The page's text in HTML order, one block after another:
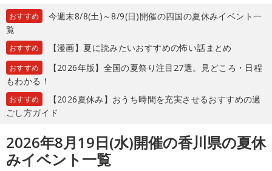
おすすめ
今週末8/8(土)～8/9(日)開催の四国の夏休みイベント一
覧
おすすめ 【漫画】夏に読みたいおすすめの怖い話まとめ
おすすめ
【2026年版】全国の夏祭り注目27選。見どころ・日程
もわかる！
おすすめ
【2026夏休み】おうち時間を充実させるおすすめの過
ごし方ガイド
2026年8月19日(水)開催の香川県の夏休
みイベント一覧